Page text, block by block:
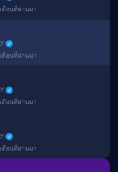
เดือนที่ผ่านมา
เดือนที่ผ่านมา
เดือนที่ผ่านมา
เดือนที่ผ่านมา